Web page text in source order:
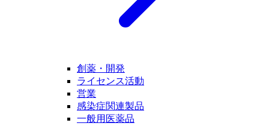
創薬・開発
ライセンス活動
営業
感染症関連製品
一般用医薬品